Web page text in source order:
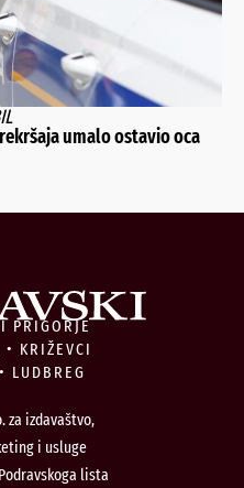
umalo ostavio oca
PRIGORJE
• KRIŽEVCI
LUDBREG
za izdavaštvo,
i usluge
lista